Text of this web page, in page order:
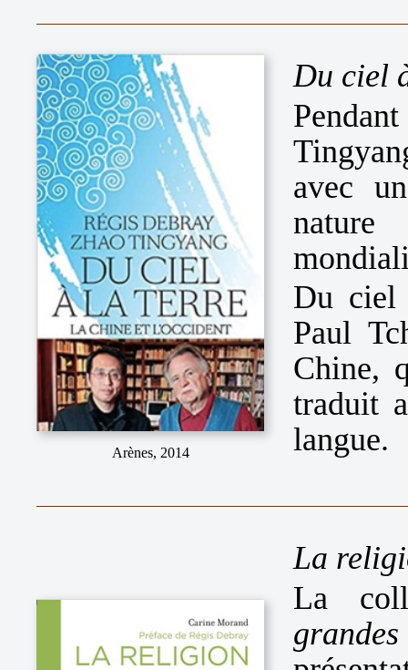
Arènes, 2014
Du ciel
avec
Du ciel
Paul
Chine,
traduit
langue.
La
La